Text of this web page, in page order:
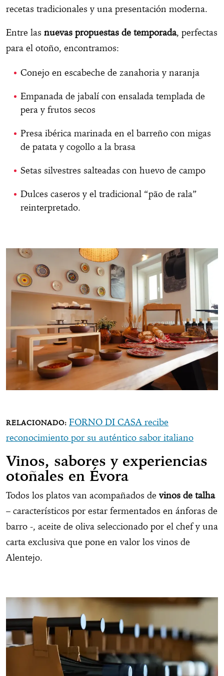
recetas tradicionales y una presentación moderna.
Entre las nuevas propuestas de temporada, perfectas
para el otoño, encontramos:
Conejo en escabeche de zanahoria y naranja
Empanada de jabalí con ensalada templada de
pera y frutos secos
Presa ibérica marinada en el barreño con migas
de patata y cogollo a la brasa
Setas silvestres salteadas con huevo de campo
Dulces caseros y el tradicional “pão de rala”
reinterpretado.
FORNO DI CASA recibe
reconocimiento por su auténtico sabor italiano
Vinos, sabores y experiencias
otoñales en Évora
Todos los platos van acompañados de vinos de talha
– característicos por estar fermentados en ánforas de
barro -, aceite de oliva seleccionado por el chef y una
carta exclusiva que pone en valor los vinos de
Alentejo.